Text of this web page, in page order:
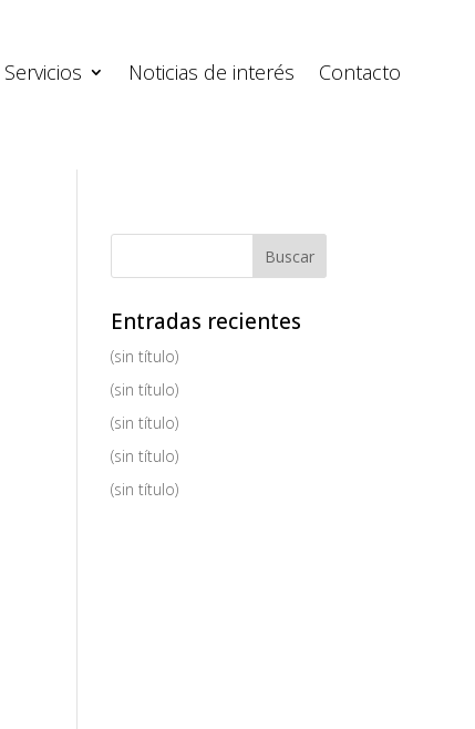
Servicios Noticias de interés Contacto
Entradas recientes
(sin título)
(sin título)
(sin título)
(sin título)
(sin título)